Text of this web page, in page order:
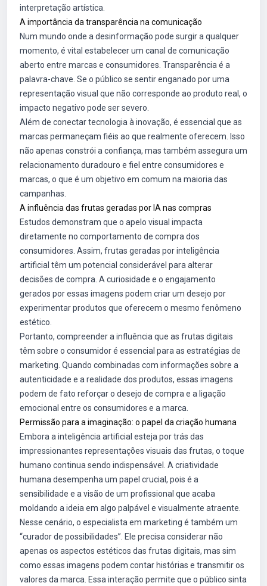
interpretação artística.
A importância da transparência na comunicação
Num mundo onde a desinformação pode surgir a qualquer
momento, é vital estabelecer um canal de comunicação
aberto entre marcas e consumidores. Transparência é a
palavra-chave. Se o público se sentir enganado por uma
representação visual que não corresponde ao produto real, o
impacto negativo pode ser severo.
Além de conectar tecnologia à inovação, é essencial que as
marcas permaneçam fiéis ao que realmente oferecem. Isso
não apenas constrói a confiança, mas também assegura um
relacionamento duradouro e fiel entre consumidores e
marcas, o que é um objetivo em comum na maioria das
campanhas.
A influência das frutas geradas por IA nas compras
Estudos demonstram que o apelo visual impacta
diretamente no comportamento de compra dos
consumidores. Assim, frutas geradas por inteligência
artificial têm um potencial considerável para alterar
decisões de compra. A curiosidade e o engajamento
gerados por essas imagens podem criar um desejo por
experimentar produtos que oferecem o mesmo fenômeno
estético.
Portanto, compreender a influência que as frutas digitais
têm sobre o consumidor é essencial para as estratégias de
marketing. Quando combinadas com informações sobre a
autenticidade e a realidade dos produtos, essas imagens
podem de fato reforçar o desejo de compra e a ligação
emocional entre os consumidores e a marca.
Permissão para a imaginação: o papel da criação humana
Embora a inteligência artificial esteja por trás das
impressionantes representações visuais das frutas, o toque
humano continua sendo indispensável. A criatividade
humana desempenha um papel crucial, pois é a
sensibilidade e a visão de um profissional que acaba
moldando a ideia em algo palpável e visualmente atraente.
Nesse cenário, o especialista em marketing é também um
“curador de possibilidades”. Ele precisa considerar não
apenas os aspectos estéticos das frutas digitais, mas sim
como essas imagens podem contar histórias e transmitir os
valores da marca. Essa interação permite que o público sinta